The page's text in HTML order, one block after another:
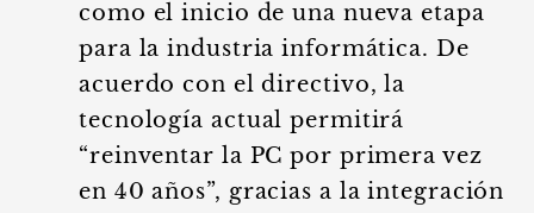
como el inicio de una nueva etapa
para la industria informática. De
acuerdo con el directivo, la
tecnología actual permitirá
“reinventar la PC por primera vez
en 40 años”, gracias a la integración